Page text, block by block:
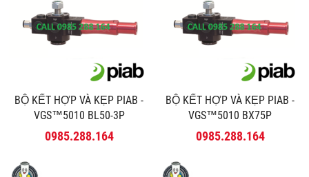
BỘ KẾT HỢP VÀ KẸP PIAB -
VGS™5010 BL50-3P
0985.288.164
BỘ KẾT HỢP VÀ KẸP PIAB -
VGS™5010 BX75P
0985.288.164